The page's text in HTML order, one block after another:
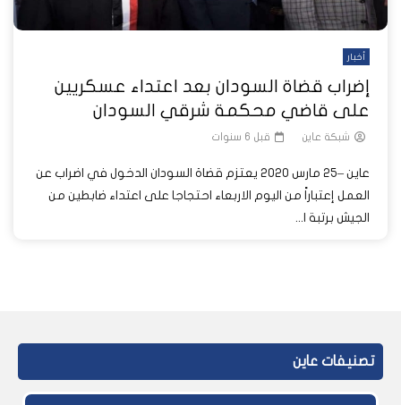
أخبار
إضراب قضاة السودان بعد اعتداء عسكريين
على قاضي محكمة شرقي السودان
شبكة عاين قبل 6 سنوات
عاين –25 مارس 2020 يعتزم قضاة السودان الدخول في اضراب عن
العمل إعتباراً من اليوم الاربعاء احتجاجا على اعتداء ضابطين من
الجيش برتبة ا...
تصنيفات عاين